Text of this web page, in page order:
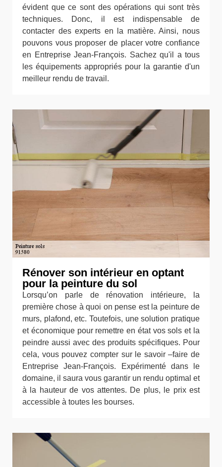
évident que ce sont des opérations qui sont très
techniques. Donc, il est indispensable de
contacter des experts en la matière. Ainsi, nous
pouvons vous proposer de placer votre confiance
en Entreprise Jean-François. Sachez qu'il a tous
les équipements appropriés pour la garantie d'un
meilleur rendu de travail.
Rénover son intérieur en optant
pour la peinture du sol
Lorsqu’on parle de rénovation intérieure, la
première chose à quoi on pense est la peinture de
murs, plafond, etc. Toutefois, une solution pratique
et économique pour remettre en état vos sols et la
peindre aussi avec des produits spécifiques. Pour
cela, vous pouvez compter sur le savoir –faire de
Entreprise Jean-François. Expérimenté dans le
domaine, il saura vous garantir un rendu optimal et
à la hauteur de vos attentes. De plus, le prix est
accessible à toutes les bourses.